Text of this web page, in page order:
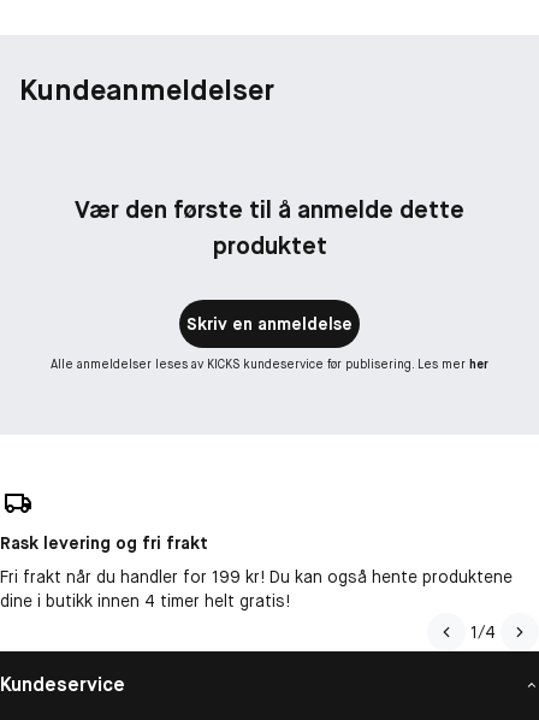
Kundeanmeldelser
Vær den første til å anmelde dette
produktet
Skriv en anmeldelse
Alle anmeldelser leses av KICKS kundeservice før publisering. Les mer her
Rask levering og fri frakt
Fri frakt når du handler for 199 kr! Du kan også hente produktene
dine i butikk innen 4 timer helt gratis!
1/4
Kundeservice